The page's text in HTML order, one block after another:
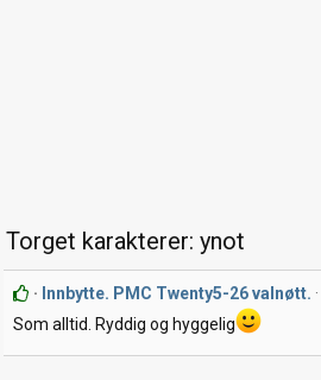
Torget karakterer: ynot
Innbytte. PMC Twenty5-26 valnøtt.
Som alltid. Ryddig og hyggelig